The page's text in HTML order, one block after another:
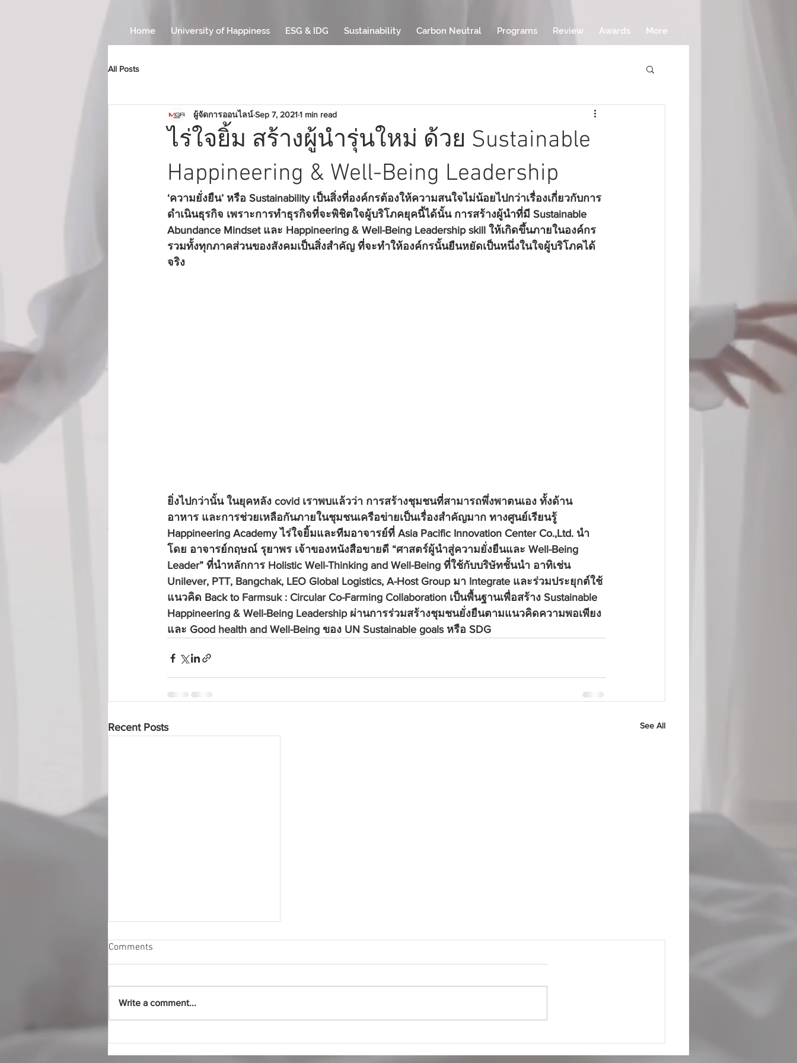
Home University of Happiness ESG & IDG Sustainability Carbon Neutral Programs Review Awards More
All Posts
ไร่ใจยิ้ม สร้างผู้นำรุ่นใหม่ ด้วย Sustainable
Happineering & Well-Being Leadership
ผู้จัดการออนไลน์Sep 7, 20211 min read
‘ความยั่งยืน’ หรือ Sustainability เป็นสิ่งที่องค์กรต้องให้ความสนใจไม่น้อยไปกว่าเรื่องเกี่ยวกับการ
ดำเนินธุรกิจ เพราะการทำธุรกิจที่จะพิชิตใจผู้บริโภคยุคนี้ได้นั้น การสร้างผู้นำที่มี Sustainable
Abundance Mindset และ Happineering & Well-Being Leadership skill ให้เกิดขึ้นภายในองค์กร
รวมทั้งทุกภาคส่วนของสังคมเป็นสิ่งสำคัญ ที่จะทำให้องค์กรนั้นยืนหยัดเป็นหนึ่งในใจผู้บริโภคได้
จริง
ยิ่งไปกว่านั้น ในยุคหลัง covid เราพบแล้วว่า การสร้างชุมชนที่สามารถพึ่งพาตนเอง ทั้งด้าน
อาหาร และการช่วยเหลือกันภายในชุมชนเครือข่ายเป็นเรื่องสำคัญมาก ทางศูนย์เรียนรู้
Happineering Academy ไร่ใจยิ้มและทีมอาจารย์ที่ Asia Pacific Innovation Center Co.,Ltd. นำ
โดย อาจารย์กฤษณ์ รุยาพร เจ้าของหนังสือขายดี “ศาสตร์ผู้นำสู่ความยั่งยืนและ Well-Being
Leader” ที่นำหลักการ Holistic Well-Thinking and Well-Being ที่ใช้กับบริษัทชั้นนำ อาทิเช่น
Unilever, PTT, Bangchak, LEO Global Logistics, A-Host Group มา Integrate และร่วมประยุกต์ใช้
แนวคิด Back to Farmsuk : Circular Co-Farming Collaboration เป็นพื้นฐานเพื่อสร้าง Sustainable
Happineering & Well-Being Leadership ผ่านการร่วมสร้างชุมชนยั่งยืนตามแนวคิดความพอเพียง
และ Good health and Well-Being ของ UN Sustainable goals หรือ SDG
Recent Posts See All
“ไร่ใจยิ้ม” คว้ารางวัลสุดยอด
นวัตกรรมท่องเที่ยวยั่งยืน
Comments
Write a comment...